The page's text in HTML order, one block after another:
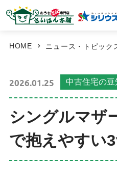
HOME ニュース・トピック
2026.01.25 中古住宅の豆
シングルマザ
で抱えやすい